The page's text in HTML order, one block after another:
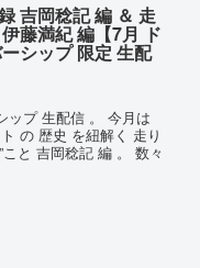
吉岡稔記 編 ＆ 走
藤満紀 編【7月 ド
シップ 限定 生配
ップ 生配信 。 今月は
の 歴史 を紐解く 走り
と 吉岡稔記 編 。 数々